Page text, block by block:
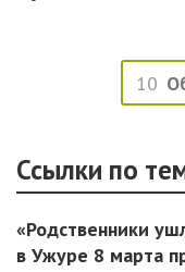
10
Ссылки по
«Родственники
в Ужуре 8 марта